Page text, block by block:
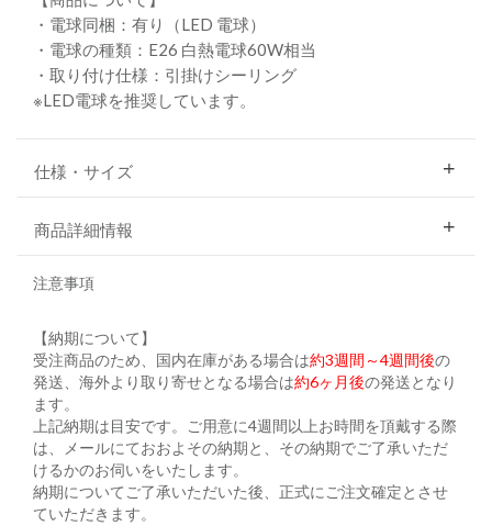
・電球同梱：有り（LED 電球）
・電球の種類：E26 白熱電球60W相当
・取り付け仕様：引掛けシーリング
※LED電球を推奨しています。
仕様・サイズ
商品詳細情報
注意事項
【納期について】
受注商品のため、国内在庫がある場合は約3週間～4週間後の
発送、海外より取り寄せとなる場合は約6ヶ月後の発送となり
ます。
上記納期は目安です。ご用意に4週間以上お時間を頂戴する際
は、メールにておおよその納期と、その納期でご了承いただ
けるかのお伺いをいたします。
納期についてご了承いただいた後、正式にご注文確定とさせ
ていただきます。